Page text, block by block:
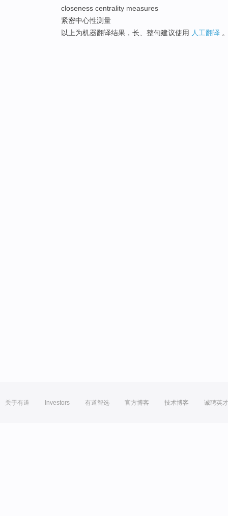
closeness centrality measures
紧密中心性测量
以上为机器翻译结果，长、整句建议使用 人工翻译
关于有道 Investors 有道智选 官方博客 技术博客 诚聘英才